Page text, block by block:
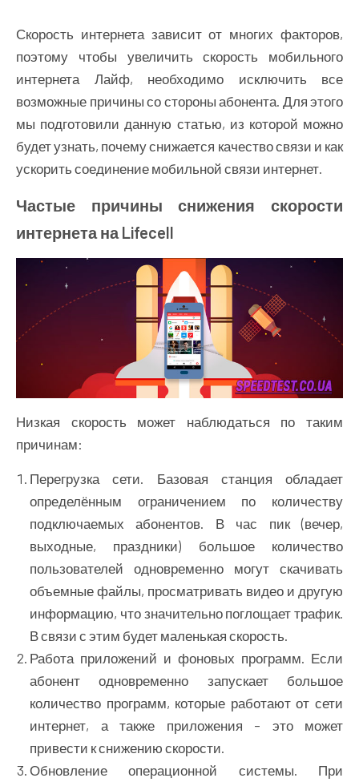
Скорость интернета зависит от многих факторов,
поэтому чтобы увеличить скорость мобильного
интернета Лайф, необходимо исключить все
возможные причины со стороны абонента. Для этого
мы подготовили данную статью, из которой можно
будет узнать, почему снижается качество связи и как
ускорить соединение мобильной связи интернет.
Частые причины снижения скорости
интернета на Lifecell
Низкая скорость может наблюдаться по таким
причинам:
Перегрузка сети. Базовая станция обладает
определённым ограничением по количеству
подключаемых абонентов. В час пик (вечер,
выходные, праздники) большое количество
пользователей одновременно могут скачивать
объемные файлы, просматривать видео и другую
информацию, что значительно поглощает трафик.
В связи с этим будет маленькая скорость.
Работа приложений и фоновых программ. Если
абонент одновременно запускает большое
количество программ, которые работают от сети
интернет, а также приложения – это может
привести к снижению скорости.
Обновление операционной системы. При